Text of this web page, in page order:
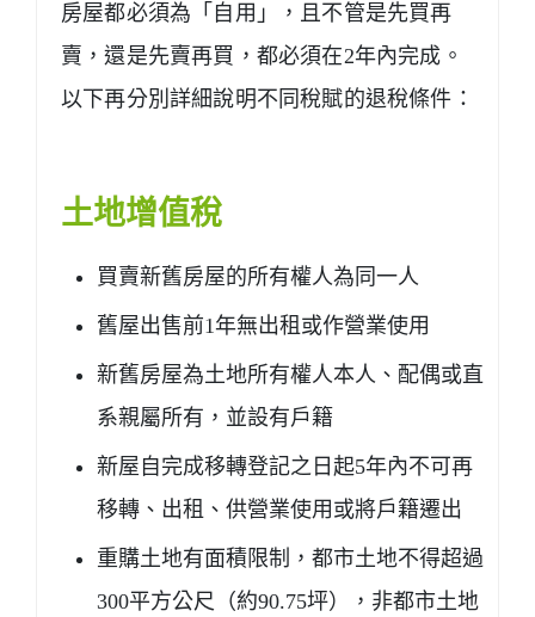
房屋都必須為「自用」，且不管是先買再
賣，還是先賣再買，都必須在2年內完成 。
以下再分別詳細說明不同稅賦的退稅條件：
土地增值稅
買賣新舊房屋的所有權人為同一人
舊屋出售前1年無出租或作營業使用
新舊房屋為土地所有權人本人、配偶或直
系親屬所有，並設有戶籍
新屋自完成移轉登記之日起5年內不可再
移轉、出租、供營業使用或將戶籍遷出
重購土地有面積限制，都市土地不得超過
300平方公尺（約90.75坪），非都市土地